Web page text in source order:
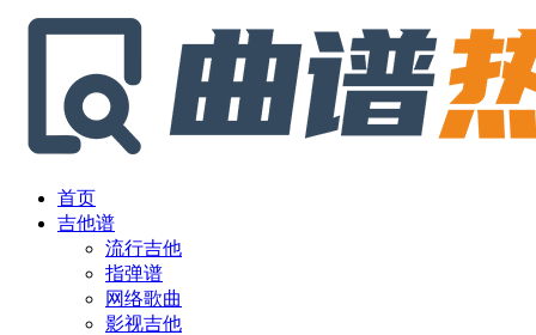
首页
吉他谱
流行吉他
指弹谱
网络歌曲
影视吉他